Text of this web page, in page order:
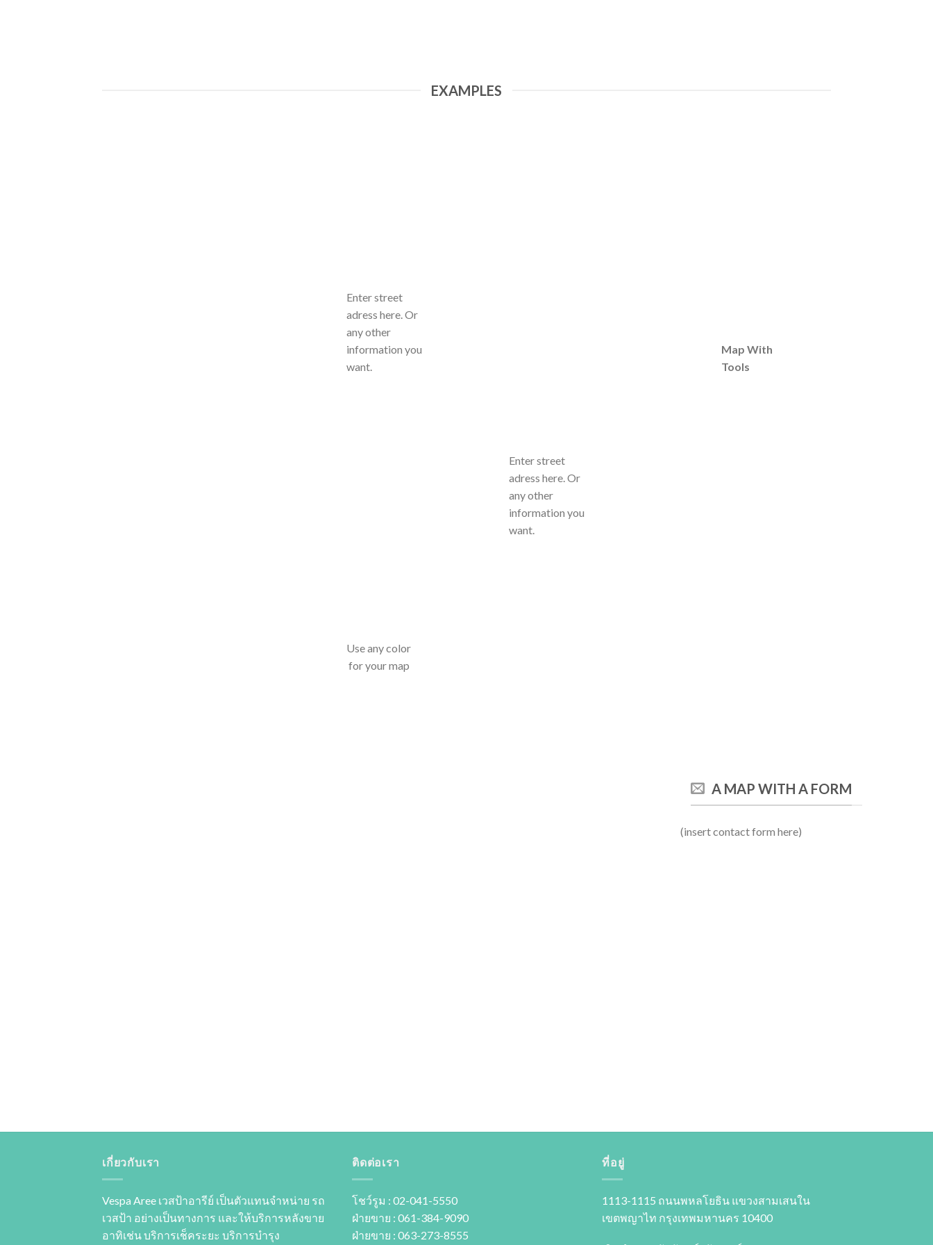
EXAMPLES
Enter street
adress here. Or
any other
information you
want.
Map With
Tools
Use any color
for your map
Enter street
adress here. Or
any other
information you
want.
A MAP WITH A FORM
(insert contact form here)
เกี่ยวกับเรา
Vespa Aree เวสป้าอารีย์ เป็นตัวแทนจำหน่าย รถ
เวสป้า อย่างเป็นทางการ และให้บริการหลังขาย
อาทิเช่น บริการเช็คระยะ บริการบำรุง
ติดต่อเรา
โชว์รูม : 02-041-5550
ฝ่ายขาย : 061-384-9090
ฝ่ายขาย : 063-273-8555
ที่อยู่
1113-1115 ถนนพหลโยธิน แขวงสามเสนใน
เขตพญาไท กรุงเทพมหานคร 10400